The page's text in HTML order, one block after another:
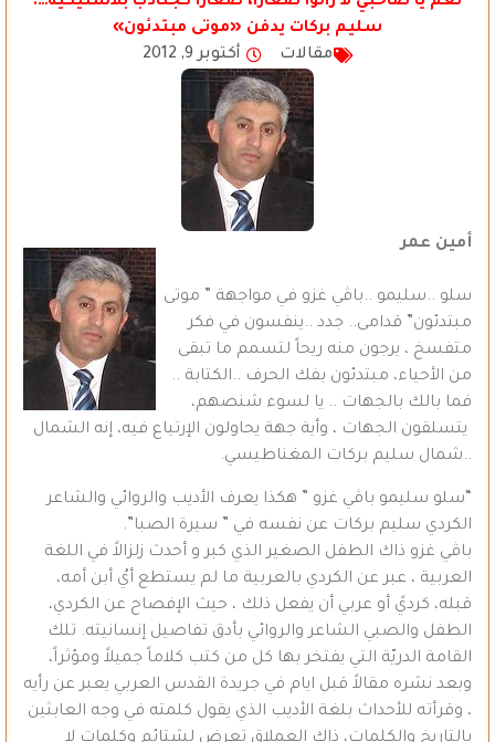
سليم بركات يدفن «موتى مبتدئون»
مقالات
أكتوبر 9, 2012
أمين عمر
سلو ..سليمو ..باڤي غزو في مواجهة ” موتى
مبتدئون” قدامى.. جدد ..ينفسون في فكر
متفسخ ، يرجون منه ريحاً لتسمم ما تبقى
من الأحياء، مبتدئون بفك الحرف ..الكتابة ..
فما بالك بالجهات .. يا لسوء شنصهم،
يتسلقون الجهات ، وأية جهة يحاولون الإرتياع فيه، إنه الشمال
..شمال سليم بركات المغناطيسي.
“سلو سليمو باڤي غزو ” هكذا يعرف الأديب والروائي والشاعر
الكردي سليم بركات عن نفسه في ” سيرة الصبا”.
باڤي غزو ذاك الطفل الصغير الذي كبر و أحدث زلزالاً في اللغة
العربية ، عبر عن الكردي بالعربية ما لم يستطع أيُ أبن أمه،
قبله، كرديً أو عربي أن يفعل ذلك ، حيث الإفصاح عن الكردي،
الطفل والصبي الشاعر والروائي بأدق تفاصيل إنسانيته. تلك
القامة الدريّة التي يفتخر بها كل من كتب كلاماً جميلاً ومؤثراً،
وبعد نشره مقالاً قبل ايام في جريدة القدس العربي يعبر عن رأيه
، وقرأته للأحداث بلغة الأديب الذي يقول كلمته في وجه العابثين
بالتاريخ والكلمات، ذاك العملاق تعرض لشتائم وكلمات لا